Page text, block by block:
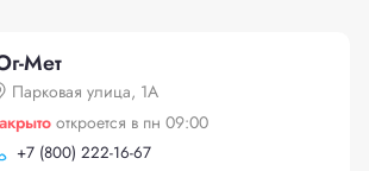
Мет
Парковая улица, 1А
откроется в пн 09:00
+7 (800) 222-16-67